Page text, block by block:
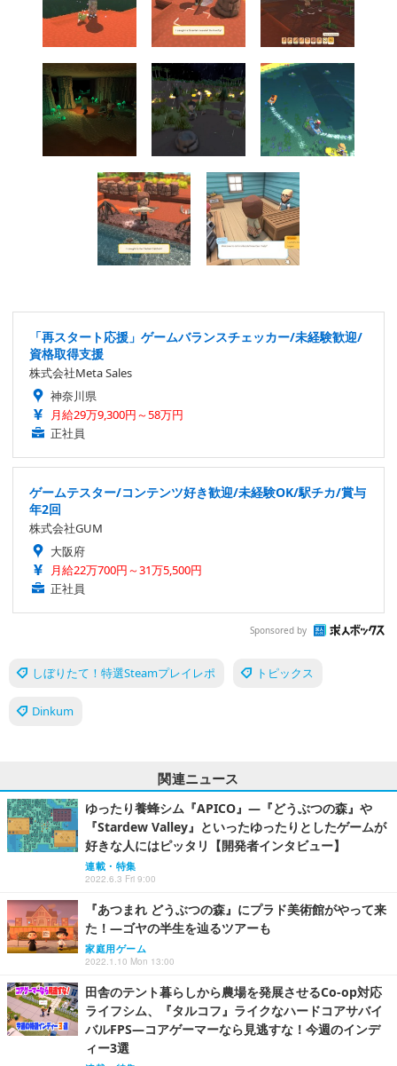
「再スタート応援」ゲームバランスチェッカー/未経験歓迎/
資格取得支援
株式会社Meta Sales
神奈川県
月給29万9,300円～58万円
正社員
ゲームテスター/コンテンツ好き歓迎/未経験OK/駅チカ/賞与
年2回
株式会社GUM
大阪府
月給22万700円～31万5,500円
正社員
Sponsored by
しぼりたて！特選Steamプレイレポ トピックス
Dinkum
関連ニュース
ゆったり養蜂シム『APICO』―『どうぶつの森』や
『Stardew Valley』といったゆったりとしたゲームが
好きな人にはピッタリ【開発者インタビュー】
連載・特集
2022.6.3 Fri 9:00
『あつまれ どうぶつの森』にプラド美術館がやって来
た！―ゴヤの半生を辿るツアーも
家庭用ゲーム
2022.1.10 Mon 13:00
田舎のテント暮らしから農場を発展させるCo-op対応
ライフシム、『タルコフ』ライクなハードコアサバイ
バルFPS―コアゲーマーなら見逃すな！今週のインデ
ィー3選